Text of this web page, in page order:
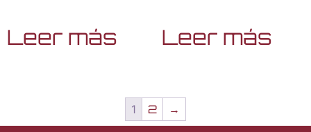
Leer más Leer más
1 2 →